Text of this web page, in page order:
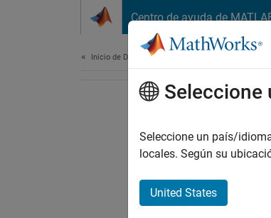
Centro de ayuda de
Inicio de Documentación
Seleccione
Seleccione un país/
locales. Según su
United States